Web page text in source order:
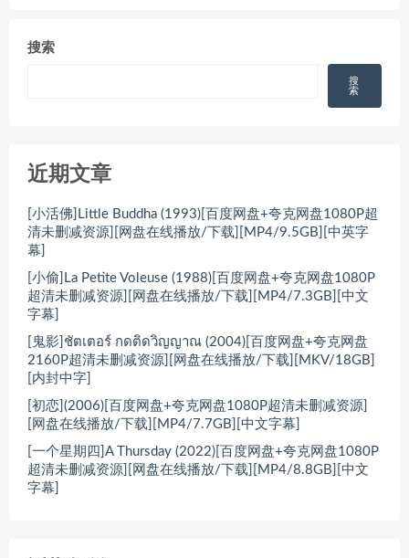
搜索
搜
索
近期文章
[小活佛]Little Buddha (1993)[百度网盘+夸克网盘1080P超
清未删减资源][网盘在线播放/下载][MP4/9.5GB][中英字
幕]
[小偷]La Petite Voleuse (1988)[百度网盘+夸克网盘1080P
超清未删减资源][网盘在线播放/下载][MP4/7.3GB][中文
字幕]
[鬼影]ชัตเตอร์ กดติดวิญญาณ (2004)[百度网盘+夸克网盘
2160P超清未删减资源][网盘在线播放/下载][MKV/18GB]
[内封中字]
[初恋](2006)[百度网盘+夸克网盘1080P超清未删减资源]
[网盘在线播放/下载][MP4/7.7GB][中文字幕]
[一个星期四]A Thursday (2022)[百度网盘+夸克网盘1080P
超清未删减资源][网盘在线播放/下载][MP4/8.8GB][中文
字幕]